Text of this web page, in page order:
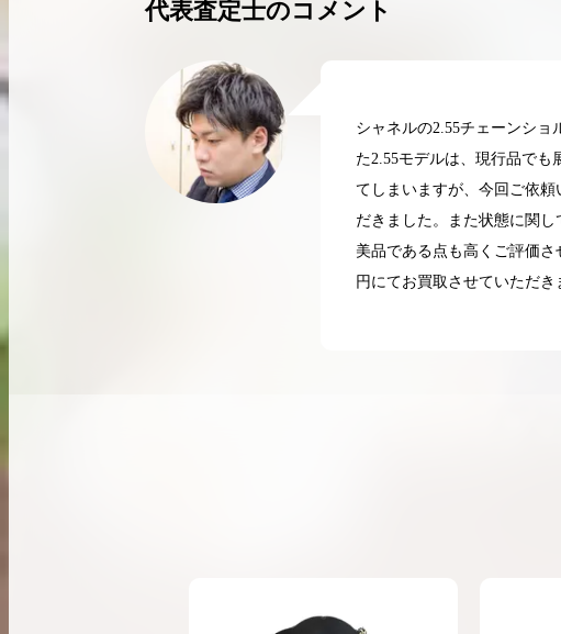
代表査定士のコメント
シャネルの2.55チェーンシ
た2.55モデルは、現行品で
てしまいますが、今回ご依
だきました。また状態に関
美品である点も高くご評価
円にてお買取させていただき